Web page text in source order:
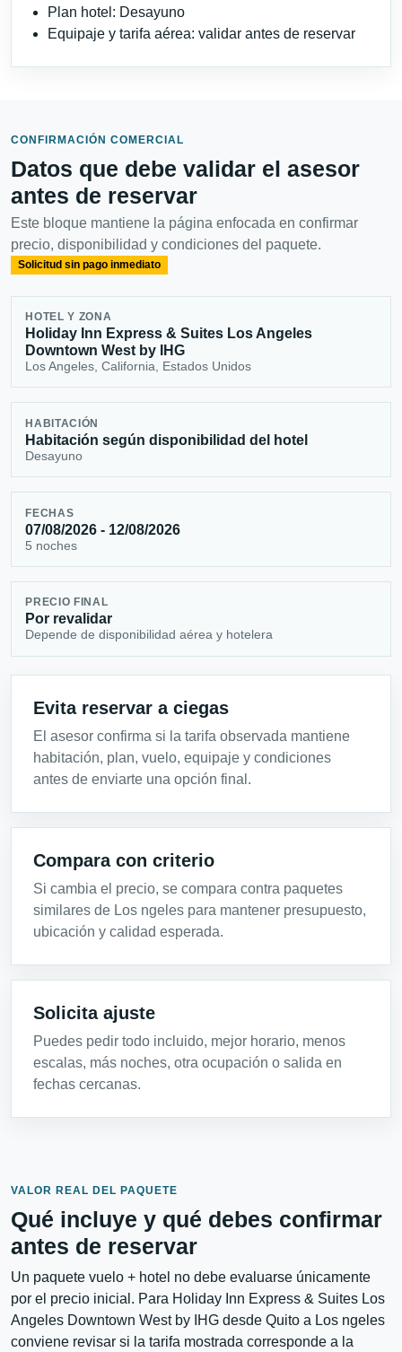
Plan hotel: Desayuno
Equipaje y tarifa aérea: validar antes de reservar
CONFIRMACIÓN COMERCIAL
Datos que debe validar el asesor
antes de reservar
Este bloque mantiene la página enfocada en confirmar
precio, disponibilidad y condiciones del paquete.
Solicitud sin pago inmediato
HOTEL Y ZONA
Holiday Inn Express & Suites Los Angeles
Downtown West by IHG
Los Angeles, California, Estados Unidos
HABITACIÓN
Habitación según disponibilidad del hotel
Desayuno
FECHAS
07/08/2026 - 12/08/2026
5 noches
PRECIO FINAL
Por revalidar
Depende de disponibilidad aérea y hotelera
Evita reservar a ciegas
El asesor confirma si la tarifa observada mantiene
habitación, plan, vuelo, equipaje y condiciones
antes de enviarte una opción final.
Compara con criterio
Si cambia el precio, se compara contra paquetes
similares de Los ngeles para mantener presupuesto,
ubicación y calidad esperada.
Solicita ajuste
Puedes pedir todo incluido, mejor horario, menos
escalas, más noches, otra ocupación o salida en
fechas cercanas.
VALOR REAL DEL PAQUETE
Qué incluye y qué debes confirmar
antes de reservar
Un paquete vuelo + hotel no debe evaluarse únicamente
por el precio inicial. Para Holiday Inn Express & Suites Los
Angeles Downtown West by IHG desde Quito a Los ngeles
conviene revisar si la tarifa mostrada corresponde a la